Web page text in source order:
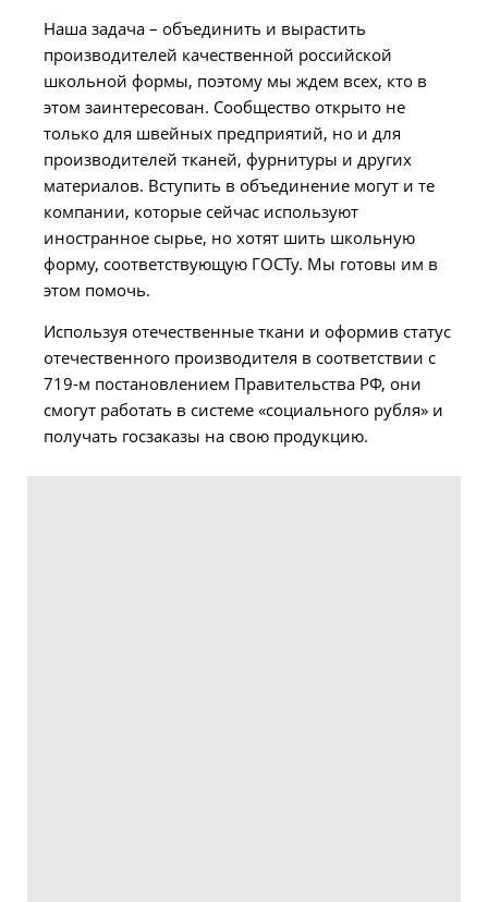
Наша задача – объединить и вырастить
производителей качественной российской
школьной формы, поэтому мы ждем всех, кто в
этом заинтересован. Сообщество открыто не
только для швейных предприятий, но и для
производителей тканей, фурнитуры и других
материалов. Вступить в объединение могут и те
компании, которые сейчас используют
иностранное сырье, но хотят шить школьную
форму, соответствующую ГОСТу. Мы готовы им в
этом помочь.
Используя отечественные ткани и оформив статус
отечественного производителя в соответствии с
719-м постановлением Правительства РФ, они
смогут работать в системе «социального рубля» и
получать госзаказы на свою продукцию.